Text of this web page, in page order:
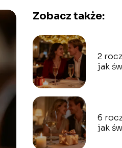
Zobacz także:
2
jak
6
jak